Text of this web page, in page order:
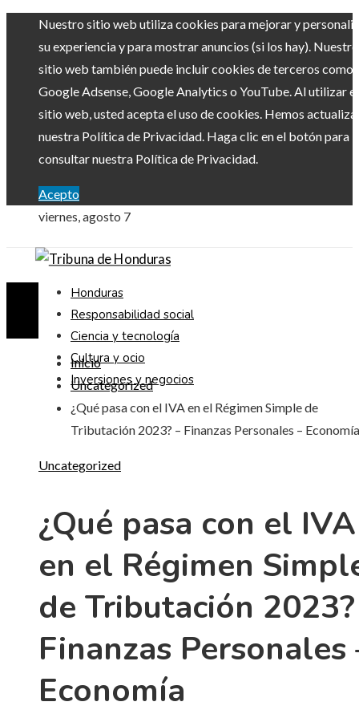
Nuestro sitio web utiliza cookies para mejorar y
su experiencia y para mostrar anuncios (si los hay). Nuestro
sitio web también puede incluir cookies de terceros como
Google Adsense, Google Analytics o YouTube. Al utilizar el
sitio web, usted acepta el uso de cookies. Hemos
nuestra Política de Privacidad. Haga clic en el botón para
consultar nuestra Política de Privacidad.
Acepto
viernes, agosto 7
Honduras
Responsabilidad social
Ciencia y tecnología
Cultura y ocio
Inversiones y negocios
Inicio
Uncategorized
¿Qué pasa con el IVA en el Régimen Simple de
Tributación 2023? – Finanzas Personales – Economía
Uncategorized
¿Qué pasa con el IVA
en el Régimen
de Tributación
Finanzas Personales
Economía